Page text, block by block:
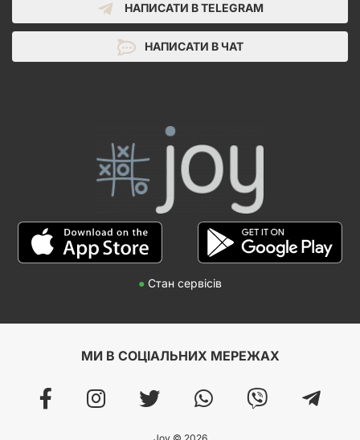
НАПИСАТИ В TELEGRAM
НАПИСАТИ В ЧАТ
● Стан сервісів
МИ В СОЦІАЛЬНИХ МЕРЕЖАХ